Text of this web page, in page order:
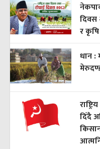
दिवस
र
धान :
दिँदै